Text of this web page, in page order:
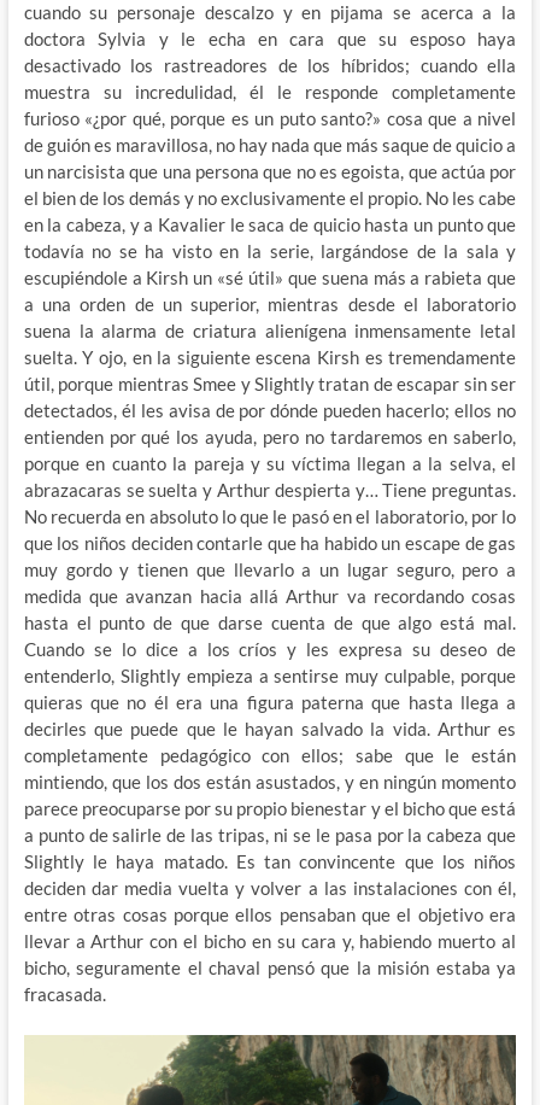
cuando su personaje descalzo y en pijama se acerca a la
doctora Sylvia y le echa en cara que su esposo haya
desactivado los rastreadores de los híbridos; cuando ella
muestra su incredulidad, él le responde completamente
furioso «¿por qué, porque es un puto santo?» cosa que a nivel
de guión es maravillosa, no hay nada que más saque de quicio a
un narcisista que una persona que no es egoista, que actúa por
el bien de los demás y no exclusivamente el propio. No les cabe
en la cabeza, y a Kavalier le saca de quicio hasta un punto que
todavía no se ha visto en la serie, largándose de la sala y
escupiéndole a Kirsh un «sé útil» que suena más a rabieta que
a una orden de un superior, mientras desde el laboratorio
suena la alarma de criatura alienígena inmensamente letal
suelta. Y ojo, en la siguiente escena Kirsh es tremendamente
útil, porque mientras Smee y Slightly tratan de escapar sin ser
detectados, él les avisa de por dónde pueden hacerlo; ellos no
entienden por qué los ayuda, pero no tardaremos en saberlo,
porque en cuanto la pareja y su víctima llegan a la selva, el
abrazacaras se suelta y Arthur despierta y… Tiene preguntas.
No recuerda en absoluto lo que le pasó en el laboratorio, por lo
que los niños deciden contarle que ha habido un escape de gas
muy gordo y tienen que llevarlo a un lugar seguro, pero a
medida que avanzan hacia allá Arthur va recordando cosas
hasta el punto de que darse cuenta de que algo está mal.
Cuando se lo dice a los críos y les expresa su deseo de
entenderlo, Slightly empieza a sentirse muy culpable, porque
quieras que no él era una figura paterna que hasta llega a
decirles que puede que le hayan salvado la vida. Arthur es
completamente pedagógico con ellos; sabe que le están
mintiendo, que los dos están asustados, y en ningún momento
parece preocuparse por su propio bienestar y el bicho que está
a punto de salirle de las tripas, ni se le pasa por la cabeza que
Slightly le haya matado. Es tan convincente que los niños
deciden dar media vuelta y volver a las instalaciones con él,
entre otras cosas porque ellos pensaban que el objetivo era
llevar a Arthur con el bicho en su cara y, habiendo muerto al
bicho, seguramente el chaval pensó que la misión estaba ya
fracasada.